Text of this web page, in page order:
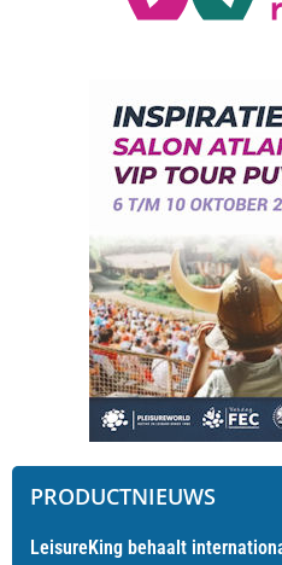
PRODUCTNIEUWS
LeisureKing behaalt